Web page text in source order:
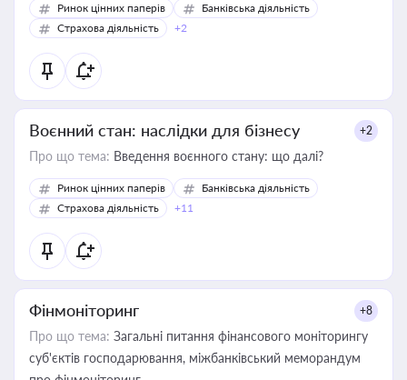
Ринок цінних паперів
Банківська діяльність
Страхова діяльність
+2
Воєнний стан: наслідки для бізнесу +2
Про що тема: Введення воєнного стану: що далі?
Ринок цінних паперів
Банківська діяльність
Страхова діяльність
+11
Фінмоніторинг +8
Про що тема: Загальні питання фінансового моніторингу
суб'єктів господарювання, міжбанківський меморандум